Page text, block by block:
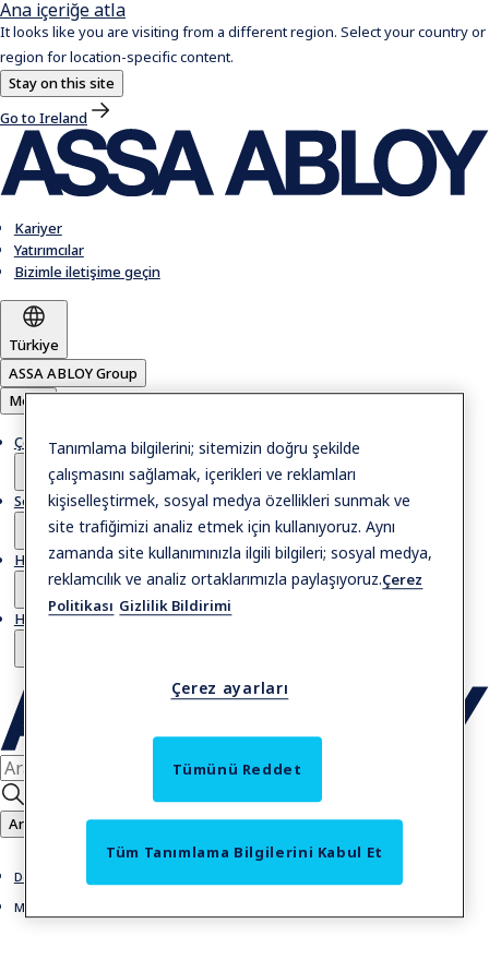
Ana içeriğe atla
It looks like you are visiting from a different region. Select your country or
region for location-specific content.
Stay on this site
Go to Ireland
Kariyer
Yatırımcılar
Bizimle iletişime geçin
Türkiye
ASSA ABLOY Group
Menü
Çözümler
Servis
Hikayeler
Hakkımızda
Ara
Döner kapılar
Manuel
Tanımlama bilgilerini; sitemizin doğru şekilde
çalışmasını sağlamak, içerikleri ve reklamları
kişiselleştirmek, sosyal medya özellikleri sunmak ve
site trafiğimizi analiz etmek için kullanıyoruz. Aynı
zamanda site kullanımınızla ilgili bilgileri; sosyal medya,
reklamcılık ve analiz ortaklarımızla paylaşıyoruz.Çerez
Politikası Gizlilik Bildirimi
Çerez ayarları
Tümünü Reddet
Tüm Tanımlama Bilgilerini Kabul Et